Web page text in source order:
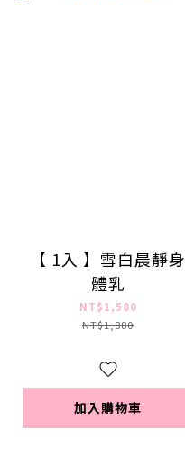
【 1入 】雪白晨靜身
體乳
NT$1,580
NT$1,880
加入購物車